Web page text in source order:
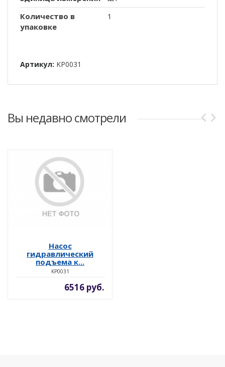
Количество в
упаковке
1
Артикул: KP0031
Вы недавно смотрели
Насос
гидравлический
подъема к...
KP0031
6516 руб.